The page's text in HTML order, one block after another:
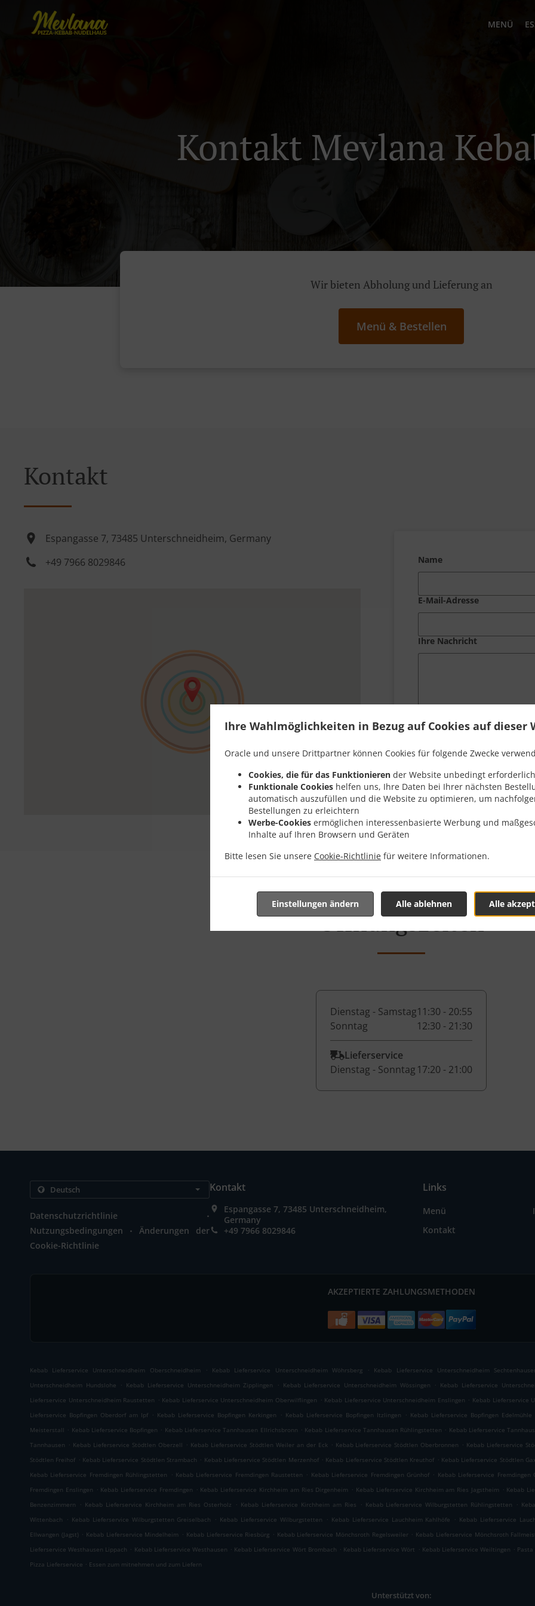
Ihre Wahlmöglichkeiten in Bezug auf Cookies auf dieser
Oracle und unsere Drittpartner können Cookies für folgende Zwecke
Cookies, die für das Funktionieren der Website unbedingt
Funktionale Cookies helfen uns, Ihre Daten bei Ihrer nächsten
automatisch auszufüllen und die Website zu optimieren, um
Bestellungen zu erleichtern
Werbe-Cookies ermöglichen interessenbasierte Werbung und
Inhalte auf Ihren Browsern und Geräten
Bitte lesen Sie unsere Cookie-Richtlinie für weitere Informationen.
Alle
Alle ablehnen
Einstellungen ändern
MENÜ
Kontakt Mevlana
Wir bieten Abholung und Lieferung an
Menü & Bestellen
Kontakt
Espangasse 7, 73485 Unterschneidheim, Germany
+49 7966 8029846
Name
E-Mail-Adresse
Ihre Nachricht
Öffnungszeiten
Dienstag - Samstag11:30 - 20:55
Sonntag
12:30 - 21:30
Lieferservice
Dienstag - Sonntag 17:20 - 21:00
Datenschutzrichtlinie .
Nutzungsbedingungen .
Änderungen der
Cookie-Richtlinie
Kontakt
Espangasse 7, 73485 Unterschneidheim,
Germany
+49 7966 8029846
Links
Menü
Kontakt
AKZEPTIERTE ZAHLUNGSMETHODEN
Kebab Lieferservice Unterschneidheim Oberschneidheim . Kebab Lieferservice Unterschneidheim Wöhrsberg . Kebab Lieferservice Unterschneidheim
Unterschneidheim Hundslohe
. Kebab Lieferservice Unterschneidheim Zipplingen . Kebab Lieferservice Unterschneidheim Wössingen . Kebab Lieferservice
Lieferservice Unterschneidheim Raustetten . Kebab Lieferservice Unterschneidheim Oberwilflingen . Kebab Lieferservice Unterschneidheim Enslingen . Kebab Lieferservice
Lieferservice Bopfingen Oberdorf am Ipf . Kebab Lieferservice Bopfingen Kerkingen . Kebab Lieferservice Bopfingen Itzlingen . Kebab Lieferservice Bopfingen Edelmühle
Meisterstall . Kebab Lieferservice Bopfingen . Kebab Lieferservice Tannhausen Ellrichsbronn . Kebab Lieferservice Tannhausen Rühlingstetten . Kebab Lieferservice
Tannhausen . Kebab Lieferservice Stödtlen Oberzell . Kebab Lieferservice Stödtlen Weiler an der Eck . Kebab Lieferservice Stödtlen Oberbronnen . Kebab Lieferservice
Stödtlen Freihof . Kebab Lieferservice Stödtlen Strambach . Kebab Lieferservice Stödtlen Merzenhof . Kebab Lieferservice Stödtlen Kreuthof . Kebab Lieferservice Stödtlen
Kebab Lieferservice Fremdingen Rühlingstetten
. Kebab Lieferservice Fremdingen Raustetten . Kebab Lieferservice Fremdingen Grünhof . Kebab Lieferservice Fremdingen
Fremdingen Enslingen . Kebab Lieferservice Fremdingen . Kebab Lieferservice Kirchheim am Ries Dirgenheim . Kebab Lieferservice Kirchheim am Ries Jagstheim . Kebab
Benzenzimmern
. Kebab Lieferservice Kirchheim am Ries Osterholz . Kebab Lieferservice Kirchheim am Ries . Kebab Lieferservice Wilburgstetten Rühlingstetten .
Wittenbach
. Kebab Lieferservice Wilburgstetten Greiselbach . Kebab Lieferservice Wilburgstetten . Kebab Lieferservice Lauchheim Kahlhöfe . Kebab Lieferservice
Ellwangen (Jagst) . Kebab Lieferservice Mindelheim . Kebab Lieferservice Riesbürg . Kebab Lieferservice Mönchsroth Regelsweiler . Kebab Lieferservice Mönchsroth
Lieferservice Westhausen Lippach . Kebab Lieferservice Westhausen . Kebab Lieferservice Wört Brombach . Kebab Lieferservice Wört . Kebab Lieferservice Weiltingen .
Pizza Lieferservice . Essen zum mitnehmen und zum Liefern
Unterstützt von: